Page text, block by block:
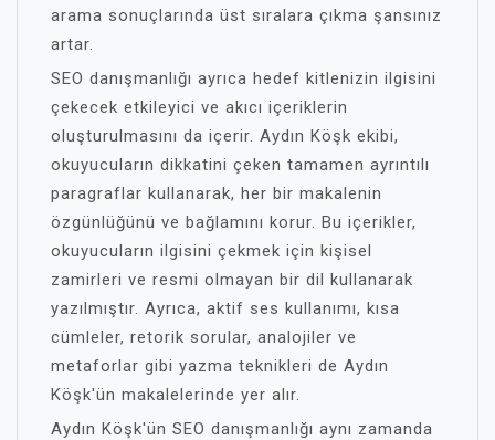
arama sonuçlarında üst sıralara çıkma şansınız
artar.
SEO danışmanlığı ayrıca hedef kitlenizin ilgisini
çekecek etkileyici ve akıcı içeriklerin
oluşturulmasını da içerir. Aydın Köşk ekibi,
okuyucuların dikkatini çeken tamamen ayrıntılı
paragraflar kullanarak, her bir makalenin
özgünlüğünü ve bağlamını korur. Bu içerikler,
okuyucuların ilgisini çekmek için kişisel
zamirleri ve resmi olmayan bir dil kullanarak
yazılmıştır. Ayrıca, aktif ses kullanımı, kısa
cümleler, retorik sorular, analojiler ve
metaforlar gibi yazma teknikleri de Aydın
Köşk'ün makalelerinde yer alır.
Aydın Köşk'ün SEO danışmanlığı aynı zamanda